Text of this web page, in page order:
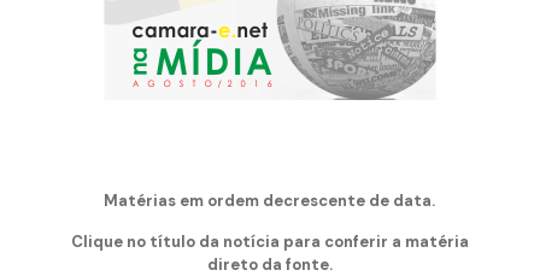
Matérias em ordem decrescente de data.
Clique no título da notícia para conferir a matéria
direto da fonte.